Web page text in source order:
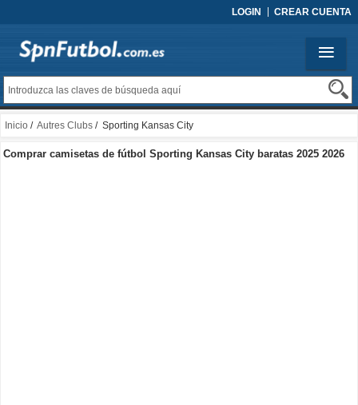
LOGIN CREAR CUENTA
Inicio / Autres Clubs / Sporting Kansas City
Comprar camisetas de fútbol Sporting Kansas City baratas 2025 2026